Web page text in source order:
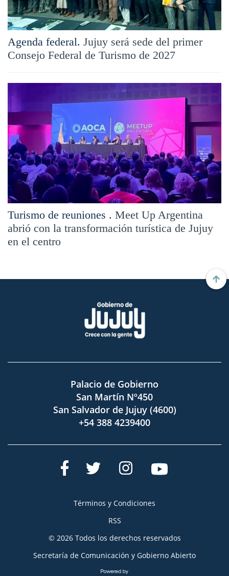
Agenda federal. Jujuy será sede del primer
Consejo Federal de Turismo de 2027
Turismo de reuniones . Meet Up Argentina
abrió con la transformación turística de Jujuy
en el centro
Palacio de Gobierno
San Martín Nº450
San Salvador de Jujuy (4600)
+54 388 4239400
Términos y Condiciones
RSS
© 2026 Todos los derechos reservados
Secretaría de Comunicación y Gobierno Abierto